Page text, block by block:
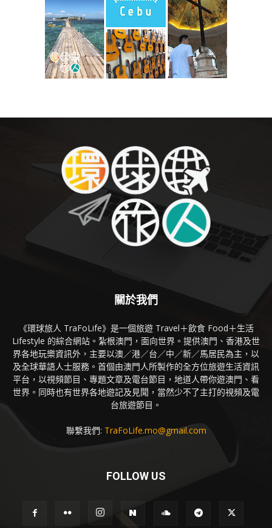
關於我們
《環球旅人 TraFoLife》是一個旅遊 Travel＋飲食 Food＋生活
Lifestyle 的綜合網站。紮根澳門，面向世界。提供澳門、香港及世
界各地玩樂資訊外，主要以澳／港／台／中／新／馬居民為主，以
及全球華語人士服務。首個由澳門人所製作的全方位旅遊生活資訊
平台，以視頻節目、專題文章及電台節目，地道人帶你遊澳門、看
世界。同時也有世界各地遊記及見聞，當然少不了主打的視頻及電
台旅遊節目。
聯繫我們: TraFoLife.mo@gmail.com
FOLLOW US